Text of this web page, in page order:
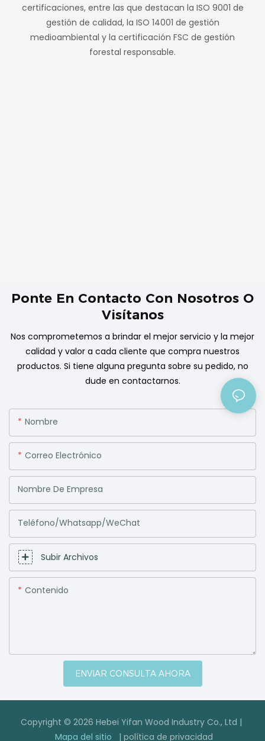
certificaciones, entre las que destacan la ISO 9001 de
gestión de calidad, la ISO 14001 de gestión
medioambiental y la certificación FSC de gestión
forestal responsable.
Ponte En Contacto Con Nosotros O
Visítanos
Nos comprometemos a brindar el mejor servicio y la mejor
calidad y valor a cada cliente que compra nuestros
productos. Si tiene alguna pregunta sobre su pedido, no
dude en contactarnos.
Nombre
Correo Electrónico
Nombre De Empresa
Teléfono/Whatsapp/WeChat
Subir Archivos
Contenido
ENVIAR CONSULTA AHORA
Copyright © 2026 Hebei Yifan Wood Industry Co., Ltd |
Mapa del sitio
| política de privacidad